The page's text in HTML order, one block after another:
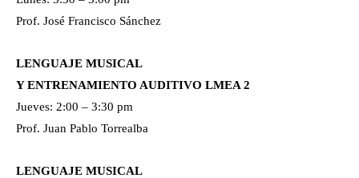
Prof. José Francisco Sánchez
LENGUAJE MUSICAL
Y ENTRENAMIENTO AUDITIVO LMEA 2
Jueves: 2:00 – 3:30 pm
Prof. Juan Pablo Torrealba
LENGUAJE MUSICAL